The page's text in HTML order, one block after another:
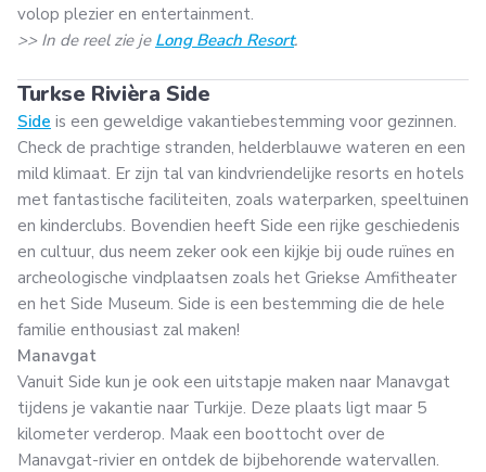
volop plezier en entertainment.
>> In de reel zie je Long Beach Resort.
Turkse Rivièra Side
Side is een geweldige vakantiebestemming voor gezinnen.
Check de prachtige stranden, helderblauwe wateren en een
mild klimaat. Er zijn tal van kindvriendelijke resorts en hotels
met fantastische faciliteiten, zoals waterparken, speeltuinen
en kinderclubs. Bovendien heeft Side een rijke geschiedenis
en cultuur, dus neem zeker ook een kijkje bij oude ruïnes en
archeologische vindplaatsen zoals het Griekse Amfitheater
en het Side Museum. Side is een bestemming die de hele
familie enthousiast zal maken!
Manavgat
Vanuit Side kun je ook een uitstapje maken naar Manavgat
tijdens je vakantie naar Turkije. Deze plaats ligt maar 5
kilometer verderop. Maak een boottocht over de
Manavgat-rivier en ontdek de bijbehorende watervallen.